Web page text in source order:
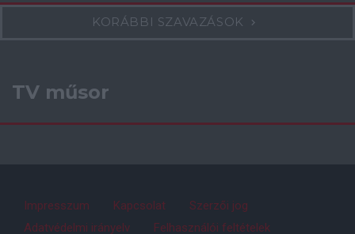
KORÁBBI SZAVAZÁSOK
TV műsor
Impresszum Kapcsolat
Szerzői jog
Adatvédelmi irányelv
Felhasználói feltételek